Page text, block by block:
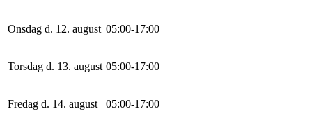
Onsdag d. 12. august 05:00-17:00
Torsdag d. 13. august 05:00-17:00
Fredag d. 14. august 05:00-17:00